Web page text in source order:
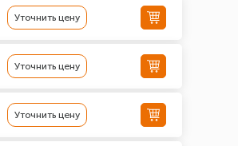
Уточнить цену
Уточнить цену
Уточнить цену